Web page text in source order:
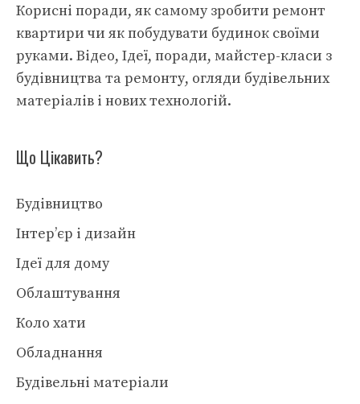
Корисні поради, як самому зробити ремонт
квартири чи як побудувати будинок своїми
руками. Відео, Ідеї, поради, майстер-класи з
будівництва та ремонту, огляди будівельних
матеріалів і нових технологій.
Що Цікавить?
Будівництво
Інтер’єр і дизайн
Ідеї для дому
Облаштування
Коло хати
Обладнання
Будівельні матеріали